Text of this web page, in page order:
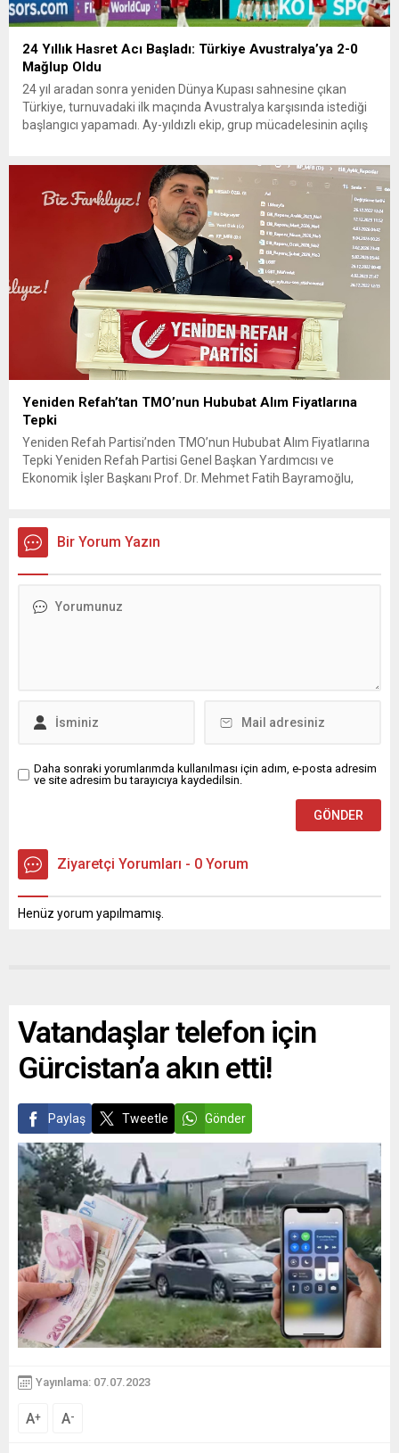
24 Yıllık Hasret Acı Başladı: Türkiye Avustralya’ya 2-0
Mağlup Oldu
24 yıl aradan sonra yeniden Dünya Kupası sahnesine çıkan
Türkiye, turnuvadaki ilk maçında Avustralya karşısında istediği
başlangıcı yapamadı. Ay-yıldızlı ekip, grup mücadelesinin açılış
itibaren iki takım da kontrollü bir oyun sergilerken, Avustralya
özellikle hızlı hücumlarla etkili olmaya...
Yeniden Refah’tan TMO’nun Hububat Alım Fiyatlarına
Tepki
Yeniden Refah Partisi’nden TMO’nun Hububat Alım Fiyatlarına
Tepki Yeniden Refah Partisi Genel Başkan Yardımcısı ve
Ekonomik İşler Başkanı Prof. Dr. Mehmet Fatih Bayramoğlu,
fiyatların çiftçinin artan maliyetlerini karşılamaktan uzak
olduğunu savunarak fiyatların yeniden değerlendirilmesi
Bir Yorum Yazın
Daha sonraki yorumlarımda kullanılması için adım, e-posta adresim
ve site adresim bu tarayıcıya kaydedilsin.
Ziyaretçi Yorumları - 0 Yorum
Henüz yorum yapılmamış.
Vatandaşlar telefon için
Gürcistan’a akın etti!
Paylaş Tweetle Gönder
Yayınlama: 07.07.2023
A+ A-